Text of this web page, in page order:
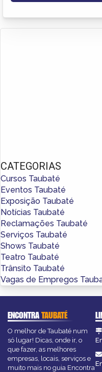
CATEGORIAS
Cursos Taubaté
Eventos Taubaté
Exposição Taubaté
Notícias Taubaté
Reclamações Taubaté
Serviços Taubaté
Shows Taubaté
Teatro Taubaté
Trânsito Taubaté
Vagas de Empregos
ENCONTRATAUBATÉ
O melhor de Taubaté num
só lugar! Dicas, onde ir, o
que fazer, as melhores
empresas, locais, serviços e
muito mais no guia Encontra